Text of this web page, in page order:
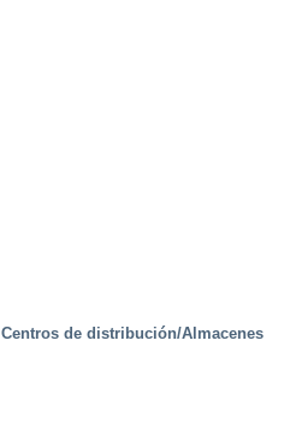
Centros de distribución/Almacenes